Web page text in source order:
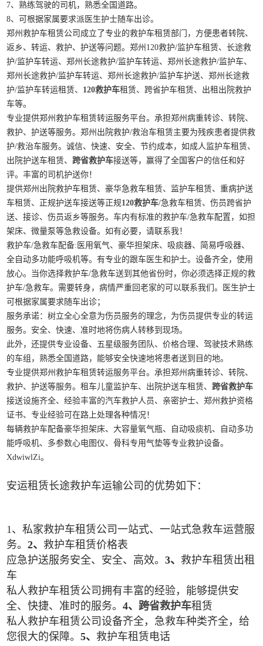
7、熟练驾驶的司机，熟悉全国道路。
8、可根据家属要求派医生护士随车出诊。
郑州救护车租赁公司成立了专业的救护车租赁部门，方便患者转院、
返乡、转运、救护、护送等问题。郑州120救护/监护车租赁、长途救
护/监护车转运、郑州长途救护/监护车转运、郑州长途救护/监护车、
郑州长途救护/监护车转运、郑州长途救护/监护车护送、郑州长途救
护/监护车转运租赁、 120救护车租赁、跨省护车租赁、出租出院救护
车等。
专业提供郑州救护车租赁转运服务平台。承担郑州病重转诊、转院、
救护、护送等服务。郑州出院救护/救治车租赁主要为残疾患者提供救
护/救治车服务。诚信、快速、安全、节约成本，如成人监护车租赁、
出院护送车租赁、 跨省救护车接送等，赢得了全国客户的信任和好
评。丰富的司机护送你！
提供郑州出院救护车租赁、豪华急救车租赁、监护车租赁、重病护送
车租赁、正规护送车接送等正规120救护车/急救车租赁、伤员跨省护
送、接诊、伤员返乡等服务。车内有标准的救护车/急救车配置，如担
架床、微量泵等急救设备。如有必要，请联系我！
救护车/急救车配备:医用氧气、豪华担架床、吸痰器、简易呼吸器、
全自动多功能呼吸机等。有专业的跟车医生和护士。设备齐全，使用
放心。当你选择救护车/急救车送到其他省份时，你必须选择正规的救
护车/急救车。需要转身，病情严重回老家的可以联系我们。医生护士
可根据家属要求随车出诊；
服务承诺：树立全心全意为伤员服务的理念，为伤员提供专业的转运
服务。安全、快速、准时地将伤病人转移到现场。
此外，还提供专业设备、五星级服务团队、价格合理、驾驶技术熟练
的车组，熟悉全国道路，能够安全快速地将患者送到目的地。
专业提供郑州救护车租赁转运服务平台。承担郑州病重转诊、转院、
救护、护送等服务。租车儿童监护车、出院护送车租赁、 跨省救护车
接送设施齐全、经验丰富的汽车救护人员、亲密护士、郑州救护资格
证书、专业经验可在路上处理各种情况！
每辆救护车配备豪华担架床、大容量氧气瓶、自动吸痰机、自动多功
能呼吸机、多参数心电图仪、骨科专用气垫等专业救护设备。
XdwiwlZi。
安运租赁长途救护车运输公司的优势如下：
1、私家救护车租赁公司一站式、一站式急救车运营服
务。2、救护车租赁价格表
应急护送服务安全、安全、高效。3、救护车租赁出租
车
私人救护车租赁公司拥有丰富的经验，能够提供安
全、快捷、准时的服务。4、 跨省救护车租赁
私人救护车租赁公司设备齐全，急救车种类齐全，给
您很大的保障。5、救护车租赁电话